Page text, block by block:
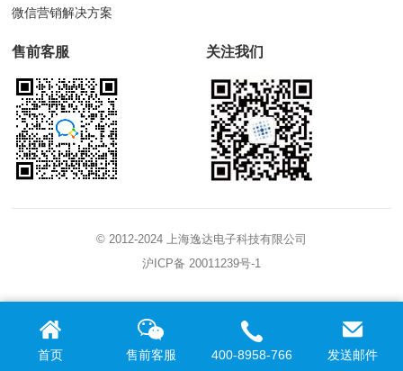
首页 售前客服 400-8958-766 发送邮件
微信营销解决方案
售前客服 关注我们
© 2012-2024 上海逸达电子科技有限公司
沪ICP备 20011239号-1